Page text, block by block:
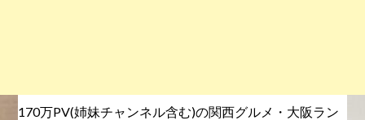
170万PV(姉妹チャンネル含む)の関西グルメ・大阪ラン